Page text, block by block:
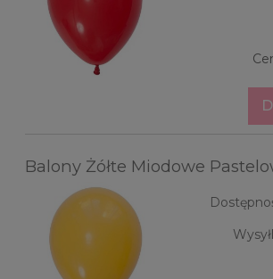
Balony Żółte Miodowe